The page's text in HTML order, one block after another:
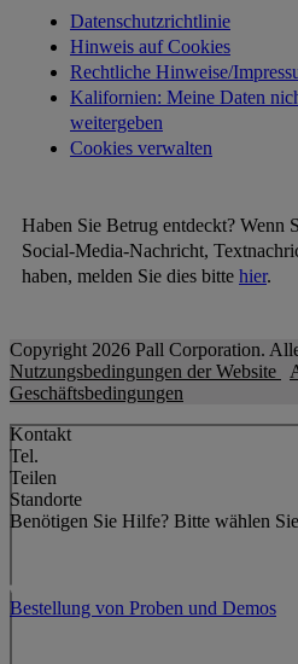
Datenschutzrichtlinie
Hinweis auf Cookies
Rechtliche Hinweise/
Kalifornien: Meine Daten
weitergeben
Cookies verwalten
Haben Sie Betrug entdeckt? Wenn
Social-Media-Nachricht,
haben, melden Sie dies bitte hier.
Copyright 2026 Pall Corporation.
Nutzungsbedingungen der Website
Geschäftsbedingungen
Kontakt
Tel.
Teilen
Standorte
Benötigen Sie Hilfe? Bitte wählen
Bestellung von Proben und Demos